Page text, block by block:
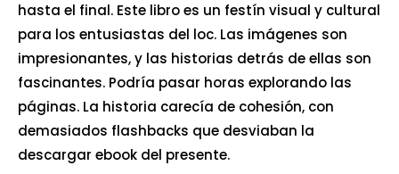
hasta el final. Este libro es un festín visual y cultural
para los entusiastas del loc. Las imágenes son
impresionantes, y las historias detrás de ellas son
fascinantes. Podría pasar horas explorando las
páginas. La historia carecía de cohesión, con
demasiados flashbacks que desviaban la
descargar ebook del presente.